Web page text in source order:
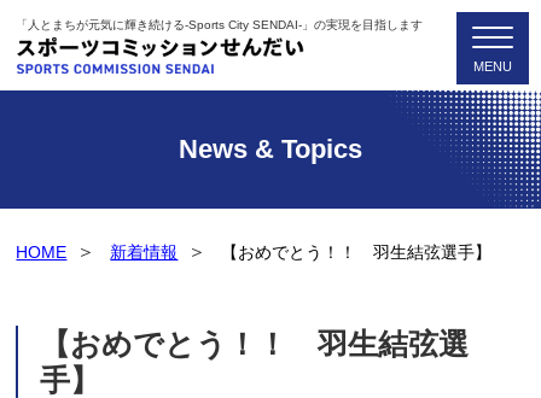
「人とまちが元気に輝き続ける-Sports City SENDAI-」の実現を目指します
News & Topics
HOME 新着情報 【おめでとう！！ 羽生結弦選手】
【おめでとう！！ 羽生結弦選
手】